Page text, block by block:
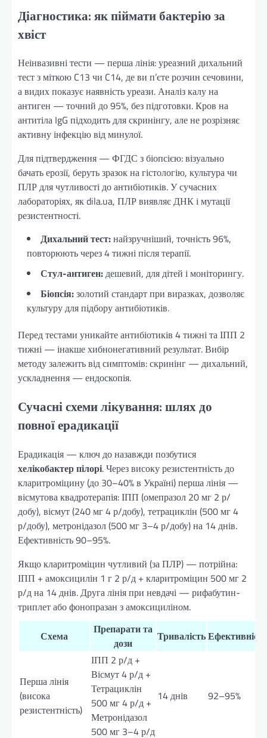
Діагностика: як піймати бактерію за
хвіст
Неінвазивні тести — перша лінія: уреазний дихальний
тест з міткою C13 чи C14, де ви п’єте розчин сечовини,
а видих показує наявність уреази. Аналіз калу на
антиген — точний до 95%, без підготовки. Кров на
антитіла IgG підходить для скринінгу, але не розрізняє
активну інфекцію від минулої.
Для підтвердження — ФГДС з біопсією: візуально
бачать ерозії, беруть зразок на гістологію, культура чи
ПЛР для чутливості до антибіотиків. У сучасних
лабораторіях, як dila.ua, ПЛР виявляє ДНК і мутації
резистентності.
Дихальний тест:найзручніший, точність 96%,
повторюють через 4 тижні після терапії.
Стул-антиген:дешевий, для дітей і моніторингу.
Біопсія:золотий стандарт при виразках, дозволяє
культуру для підбору антибіотиків.
Перед тестами уникайте антибіотиків 4 тижні та ІПП 2
тижні — інакше хибнонегативний результат. Вибір
методу залежить від симптомів: скринінг — дихальний,
ускладнення — ендоскопія.
Сучасні схеми лікування: шлях до
повної ерадикації
Ерадикація — ключ до назавжди позбутися
хелікобактер пілорі. Через високу резистентність до
кларитроміцину (до 30–40% в Україні) перша лінія —
вісмутова квадротерапія: ІПП (омепразол 20 мг 2 р/
добу), вісмут (240 мг 4 р/добу), тетрациклін (500 мг 4
р/добу), метронідазол (500 мг 3–4 р/добу) на 14 днів.
Ефективність 90–95%.
Якщо кларитроміцин чутливий (за ПЛР) — потрійна:
ІПП + амоксицилін 1 г 2 р/д + кларитроміцин 500 мг 2
р/д на 14 днів. Друга лінія при невдачі — рифабутин-
триплет або фонопразан з амоксициліном.
Схема
Препарати та
дози
ТривалістьЕфективність
Перша лінія
(висока
резистентність)
ІПП 2 р/д +
Вісмут 4 р/д +
Тетрациклін
500 мг 4 р/д +
Метронідазол
500 мг 3–4 р/д
14 днів 92–95%